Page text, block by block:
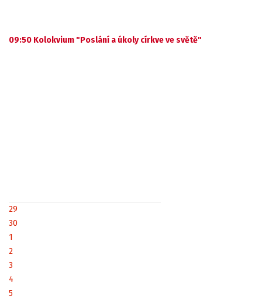
09:50 Kolokvium "Poslání a úkoly církve ve světě"
29
30
1
2
3
4
5